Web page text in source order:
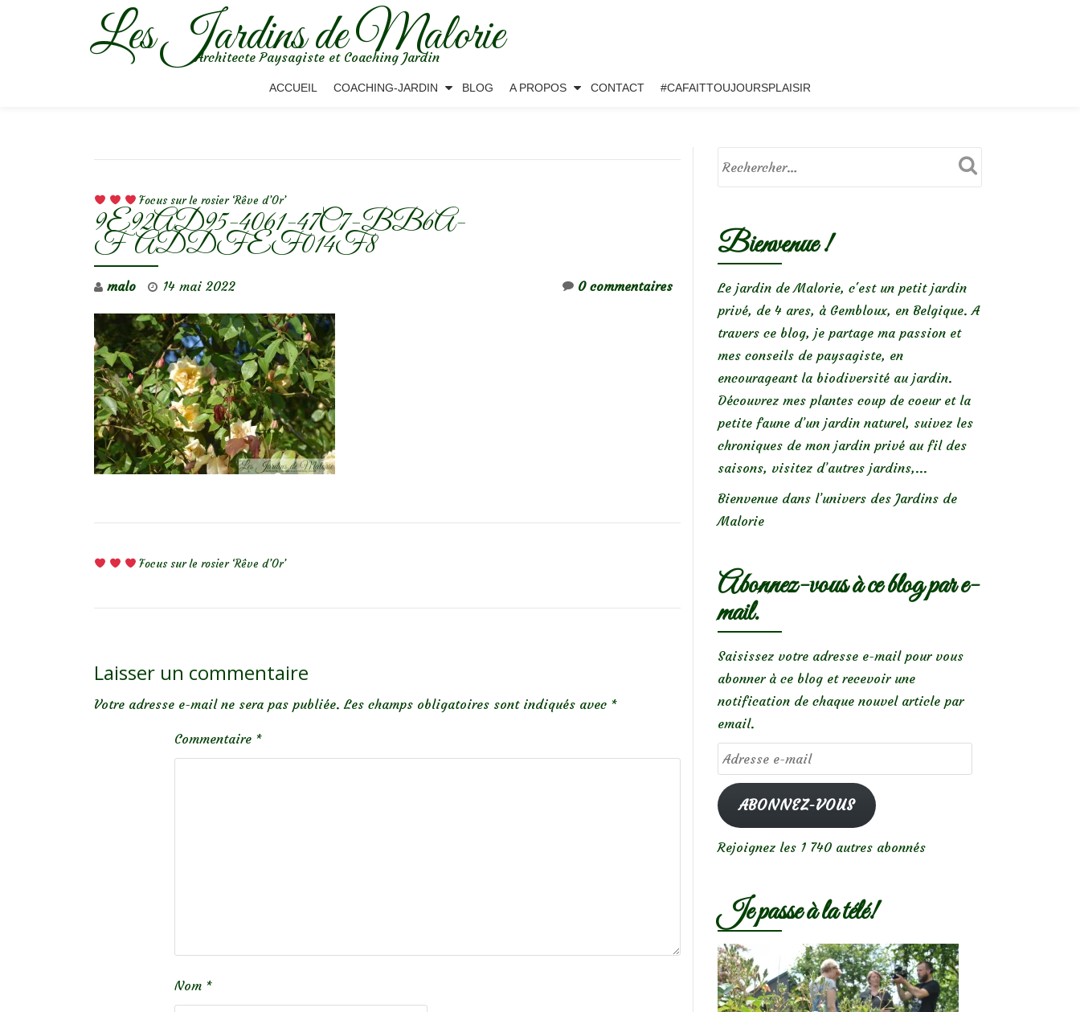
Les Jardins de Malorie
Architecte Paysagiste et Coaching Jardin
ACCUEIL COACHING-JARDIN BLOG A PROPOS CONTACT #CAFAITTOUJOURSPLAISIR
Focus sur le rosier ‘Rêve d’Or’
9E92AD95-4061-47C7-BB6A-
FADDFEF014F8
malo 14 mai 2022 0 commentaires
Focus sur le rosier ‘Rêve d’Or’
Laisser un commentaire
Votre adresse e-mail ne sera pas publiée. Les champs obligatoires sont indiqués avec *
Commentaire *
Nom *
Bienvenue !
Le jardin de Malorie, c'est un petit jardin
privé, de 4 ares, à Gembloux, en Belgique. A
travers ce blog, je partage ma passion et
mes conseils de paysagiste, en
encourageant la biodiversité au jardin.
Découvrez mes plantes coup de coeur et la
petite faune d’un jardin naturel, suivez les
chroniques de mon jardin privé au fil des
saisons, visitez d’autres jardins,...
Bienvenue dans l’univers des Jardins de
Malorie
Abonnez-vous à ce blog par e-
mail.
Saisissez votre adresse e-mail pour vous
abonner à ce blog et recevoir une
notification de chaque nouvel article par
email.
Adresse
e-
mailABONNEZ-VOUS
Rejoignez les 1 740 autres abonnés
Je passe à la télé!